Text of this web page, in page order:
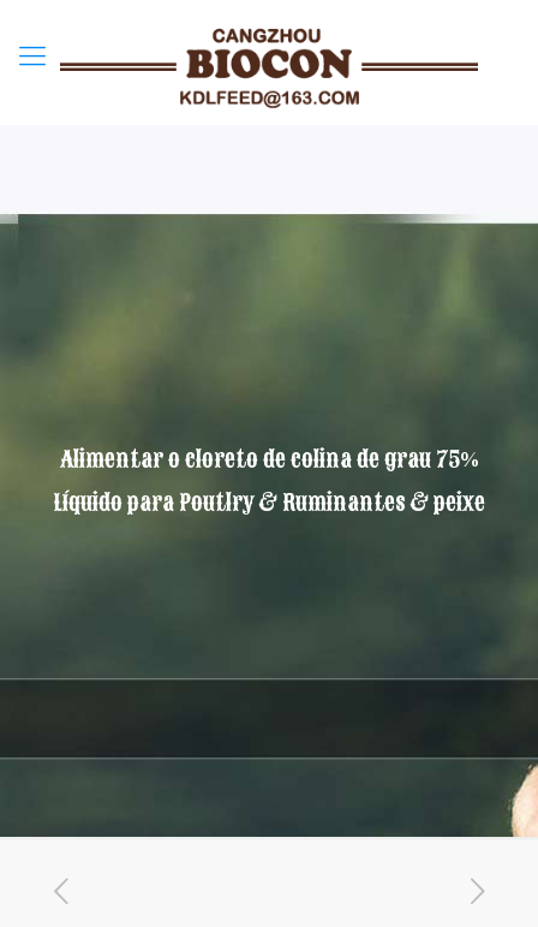
Alimentar o cloreto de colina de grau 75%
Líquido para Poutlry & Ruminantes & peixe